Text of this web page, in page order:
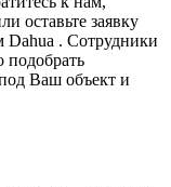
оставьте заявку
Dahua . Сотрудники
подобрать
Ваш объект и